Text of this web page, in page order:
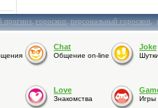
прогноз,гороскоп,персональный гороскоп,
Chat
Общение on-line
Joke
Love
Знакомства Игры